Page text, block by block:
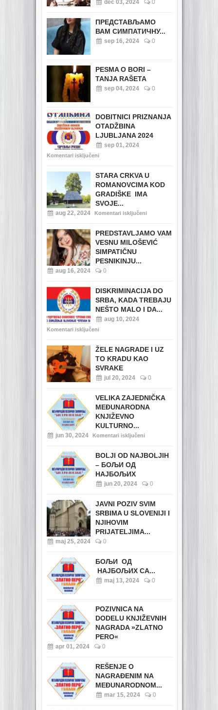
dec 03, 2024 0
ПРЕДСТАВЉАМО
ВАМ СИМПАТИЧНУ...
sep 16, 2024 0
PESMA O BORI –
TANJA RAŠETA
sep 04, 2024 0
DOBITNICI PRIZNANJA
OTADŽBINA
LJUBLJANA 2024
sep 01, 2024
Komentari isključeni
STARA CRKVA U
ROMANOVCIMA KOD
GRADIŠKE IMA
SVOJE...
aug 22, 2024 Komentari isključeni
PREDSTAVLJAMO VAM
VESNU MILOŠEVIĆ
SIMPATIČNU
PESNIKINJU...
aug 16, 2024 0
DISKRIMINACIJA DO
SRBA, KADA TREBAJU
NEŠTO MALO I DA...
aug 10, 2024
Komentari isključeni
ŽELE NAGRADE I UZ
TO KRADU KAO
SVRAKE
jul 20, 2024 0
VELIKA ZAJEDNIČKA
MEĐUNARODNA
KNJIŽEVNO
KULTURNO...
jun 30, 2024 Komentari isključeni
BOLJI OD NAJBOLJIH
– БОЉИ ОД
НАЈБОЉИХ
jun 20, 2024 0
JAVNI POZIV SVIM
SRBIMA U SLOVENIJI I
NJIHOVIM
PRIJATELJIMA...
maj 25, 2024 0
БОЉИ ОД
НАЈБОЉИХ СА...
maj 13, 2024 0
POZIVNICA NA
DODELU KNJIŽEVNIH
NAGRADA »ZLATNO
PERO«
apr 01, 2024 0
REŠENJE O
NAGRAĐENIM NA
MEĐUNARODNOM...
mar 15, 2024 0